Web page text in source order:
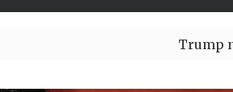
Trump nomme